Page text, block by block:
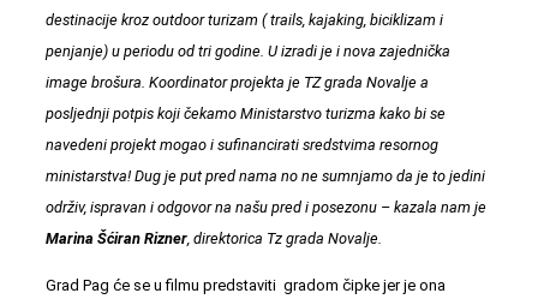
destinacije kroz outdoor turizam ( trails, kajaking, biciklizam i
penjanje) u periodu od tri godine. U izradi je i nova zajednička
image brošura. Koordinator projekta je TZ grada Novalje a
posljednji potpis koji čekamo Ministarstvo turizma kako bi se
navedeni projekt mogao i sufinancirati sredstvima resornog
ministarstva! Dug je put pred nama no ne sumnjamo da je to jedini
održiv, ispravan i odgovor na našu pred i posezonu – kazala nam je
Marina Šćiran Rizner, direktorica Tz grada Novalje.
Grad Pag će se u filmu predstaviti gradom čipke jer je ona